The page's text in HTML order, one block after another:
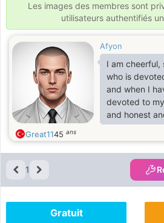
Les images des membres sont
utilisateurs authentifiés
Afyon
I am cheerful,
who is devoted
and when I
devoted to
and honest
Great1145 ans
1
Gratuit